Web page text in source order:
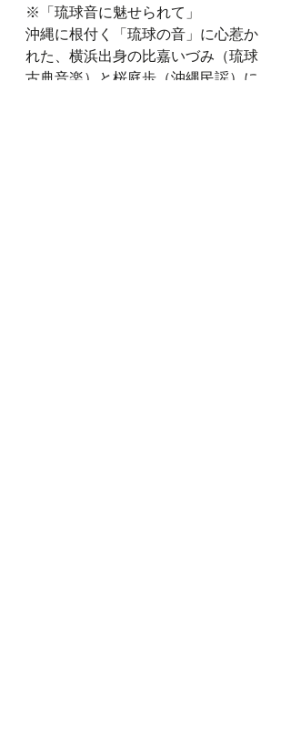
※「琉球音に魅せられて」
沖縄に根付く「琉球の音」に心惹か
れた、横浜出身の比嘉いづみ（琉球
古典音楽）と桜庭歩（沖縄民謡）に